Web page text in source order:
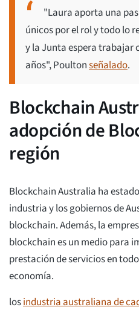
"Laura aporta una
únicos por el rol y todo lo
y la Junta espera trabajar
años", Poultonseñalado.
Blockchain
adopción de
región
Blockchain Australia ha
industria y los gobiernos de
blockchain. Además, la
blockchain es un medio para
prestación de servicios en
economía.
losindustria australiana de